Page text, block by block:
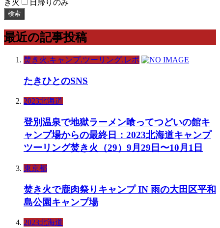
き火
日帰りのみ
検索
最近の記事投稿
焚き火.キャンプ.ツーリング.レポ
たきひとのSNS
2023北海道
登別温泉で地獄ラーメン喰ってつどいの館キ
ャンプ場からの最終日：2023北海道キャンプ
ツーリング焚き火（29）9月29日〜10月1日
東京都
焚き火で鹿肉祭りキャンプ IN 雨の大田区平和
島公園キャンプ場
2023北海道